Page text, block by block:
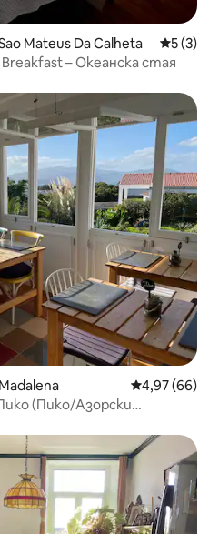
Mateus Da Calheta Средна
5 (3)
– Океанска стая
гостите
Средна
4,97 (66)
(Пико/Азорски
гостите